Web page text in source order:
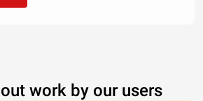
work by our users